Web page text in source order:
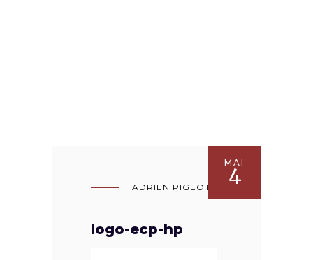
MAI
4
ADRIEN PIGEOT
logo-ecp-hp